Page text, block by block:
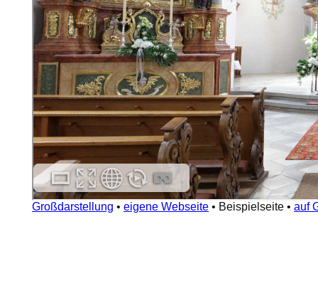
Großdarstellung • eigene Webseite • Beispielseite • auf